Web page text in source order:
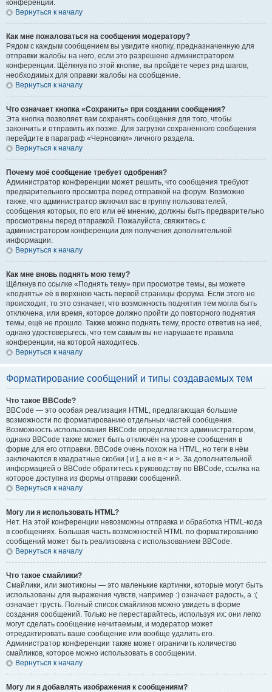
конференции.
Вернуться к началу
Как мне пожаловаться на сообщения модератору?
Рядом с каждым сообщением вы увидите кнопку, предназначенную для
отправки жалобы на него, если это разрешено администратором
конференции. Щёлкнув по этой кнопке, вы пройдёте через ряд шагов,
необходимых для оправки жалобы на сообщение.
Вернуться к началу
Что означает кнопка «Сохранить» при создании сообщения?
Эта кнопка позволяет вам сохранять сообщения для того, чтобы
закончить и отправить их позже. Для загрузки сохранённого сообщения
перейдите в параграф «Черновики» личного раздела.
Вернуться к началу
Почему моё сообщение требует одобрения?
Администратор конференции может решить, что сообщения требуют
предварительного просмотра перед отправкой на форум. Возможно
также, что администратор включил вас в группу пользователей,
сообщения которых, по его или её мнению, должны быть предварительно
просмотрены перед отправкой. Пожалуйста, свяжитесь с
администратором конференции для получения дополнительной
информации.
Вернуться к началу
Как мне вновь поднять мою тему?
Щёлкнув по ссылке «Поднять тему» при просмотре темы, вы можете
«поднять» её в верхнюю часть первой страницы форума. Если этого не
происходит, то это означает, что возможность поднятия тем могла быть
отключена, или время, которое должно пройти до повторного поднятия
темы, ещё не прошло. Также можно поднять тему, просто ответив на неё,
однако удостоверьтесь, что тем самым вы не нарушаете правила
конференции, на которой находитесь.
Вернуться к началу
Форматирование сообщений и типы создаваемых тем
Что такое BBCode?
BBCode — это особая реализация HTML, предлагающая большие
возможности по форматированию отдельных частей сообщения.
Возможность использования BBCode определяется администратором,
однако BBCode также может быть отключён на уровне сообщения в
форме для его отправки. BBCode очень похож на HTML, но теги в нём
заключаются в квадратные скобки [ и ], а не в < и >. За дополнительной
информацией о BBCode обратитесь к руководству по BBCode, ссылка на
которое доступна из формы отправки сообщений.
Вернуться к началу
Могу ли я использовать HTML?
Нет. На этой конференции невозможны отправка и обработка HTML-кода
в сообщениях. Большая часть возможностей HTML по форматированию
сообщений может быть реализована с использованием BBCode.
Вернуться к началу
Что такое смайлики?
Смайлики, или эмотиконы — это маленькие картинки, которые могут быть
использованы для выражения чувств, например :) означает радость, а :(
означает грусть. Полный список смайликов можно увидеть в форме
создания сообщений. Только не перестарайтесь, используя их: они легко
могут сделать сообщение нечитаемым, и модератор может
отредактировать ваше сообщение или вообще удалить его.
Администратор конференции также может ограничить количество
смайликов, которое можно использовать в сообщении.
Вернуться к началу
Могу ли я добавлять изображения к сообщениям?